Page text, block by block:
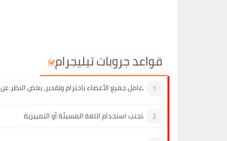
قواعد جروبات تيليجرام
عامل جميع الأعضاء باحترام وتقدير، بغض النظر عن خلفيتهم أو آرائهم.
تجنب استخدام اللغة المسيئة أو التمييزية.